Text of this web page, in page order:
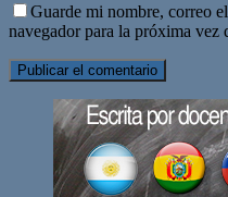
Guarde mi nombre, correo
navegador para la próxima vez